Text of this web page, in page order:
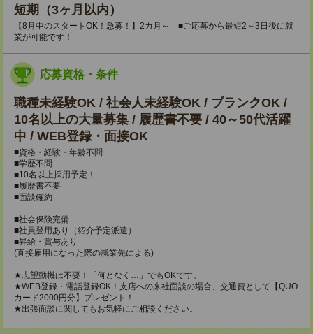
短期（3ヶ月以内）
【8月中のスタートOK！急募！】2カ月～ ■ご応募から最短2～3日後に就
業が可能です！
応募資格・条件
職種未経験OK / 社会人未経験OK / ブランクOK /
10名以上の大量募集 / 履歴書不要 / 40～50代活躍
中 / WEB登録・面接OK
■資格・経験・年齢不問
■学歴不問
■10名以上採用予定！
■履歴書不要
■面談確約
■社会保険完備
■社員登用あり（紹介予定派遣）
■昇給・賞与あり
(直接雇用になった際の就業先による)
★志望動機は不要！「何となく…」でもOKです。
★WEB登録・電話登録OK！支店への来社面談の場合、交通費として【QUO
カード2000円分】プレゼント！
★出張面談に関してもお気軽にご相談ください。